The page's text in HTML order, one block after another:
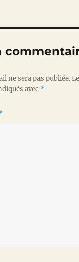
ne sera pas publiée.
avec *